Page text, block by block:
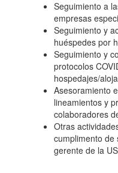
Seguimiento a
empresas
Seguimiento y
huéspedes por
Seguimiento y
protocolos
hospedajes/
Asesoramiento
lineamientos y
colaboradores
Otras
cumplimento de
gerente de la